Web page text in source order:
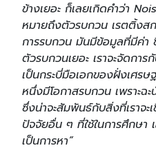
ข้างเยอะ ก็เลยเกิดคำว่า
หมายถึงตัวรบกวน เรตติ้งส
การรบกวน มันมีข้อมูลที่มีค่า
ตัวรบกวนเยอะ เราจะจัดการ
เป็นกระบี่มือเอกของฝั่งเศรษ
หนึ่งมีโอกาสรบกวน เพราะฉ
ซึ่งน่าจะสัมพันธ์กับสิ่งที่เราจ
ปัจจัยอื่น ๆ ที่ใช้ในการศึกษา
เป็นการหา”